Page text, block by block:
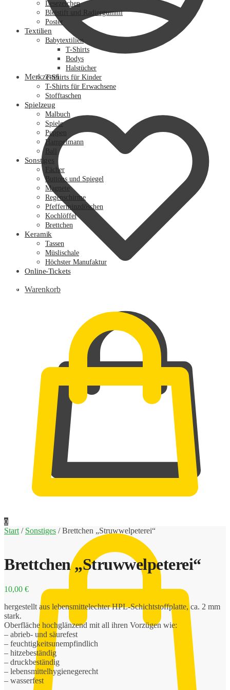
Merkzettel
Warenkorb
Lesezeichen
Bleistift und Radiergummi
Poster
Textilien
Babytextilien
T-Shirts
Bodys
Halstücher
T-Shirts für Kinder
T-Shirts für Erwachsene
Stofftaschen
Spielzeug
Malbuch
Spiele
Puppen
Hampelmann
Ball
Sonstiges
Fächer
Buttons und Spiegel
Magnete
Regenschirme
Pfefferminzdöschen
Kochlöffel
Brettchen
Keramik
Tassen
Müslischale
Höchster Manufaktur
Online-Tickets
0,00
0
Start / Sonstiges /Brettchen „Struwwelpeterei“
Brettchen „Struwwelpeterei“
10,00 €
hergestellt aus lebensmittelechter HPL-Schichtstoffplatte, ca. 2 mm
stark.
Oberfläche hochglänzend mit all ihren Vorzügen wie:
– abrieb- und säurefest
– feuchtigkeitsunempfindlich
– hitzebeständig
– druckbeständig
– lebensmittelhygienegerecht
– wasserfest